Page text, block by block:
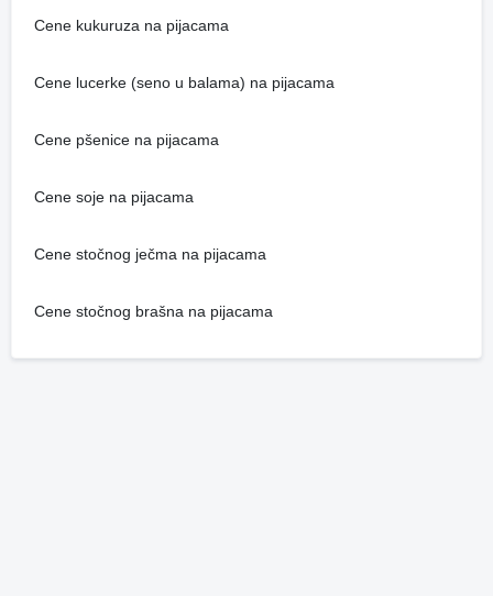
Cene kukuruza na pijacama
Cene lucerke (seno u balama) na pijacama
Cene pšenice na pijacama
Cene soje na pijacama
Cene stočnog ječma na pijacama
Cene stočnog brašna na pijacama